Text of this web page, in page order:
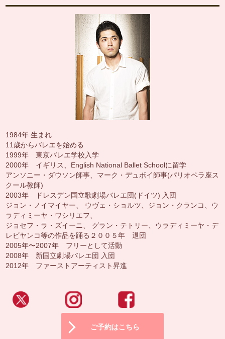
1984年 生まれ
11歳からバレエを始める
1999年 東京バレエ学校入学
2000年 イギリス、English National Ballet Schoolに留学
アンソニー・ダウソン師事、マーク・デュボイ師事(パリオペラ座ス
クール教師)
2003年 ドレスデン国立歌劇場バレエ団(ドイツ) 入団
ジョン・ノイマイヤー、 ウヴェ・ショルツ、ジョン・クランコ、ウ
ラディミーヤ・ワシリエフ、
ジョセフ・ラ・ズイーニ、 グラン・テトリー、ウラディミーヤ・デ
レビヤンコ等の作品を踊る２００５年 退団
2005年〜2007年 フリーとして活動
2008年 新国立劇場バレエ団 入団
2012年 ファーストアーティスト昇進
ご予約はこちら